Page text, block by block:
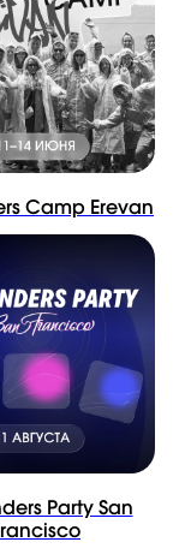
Camp Erevan
Party San